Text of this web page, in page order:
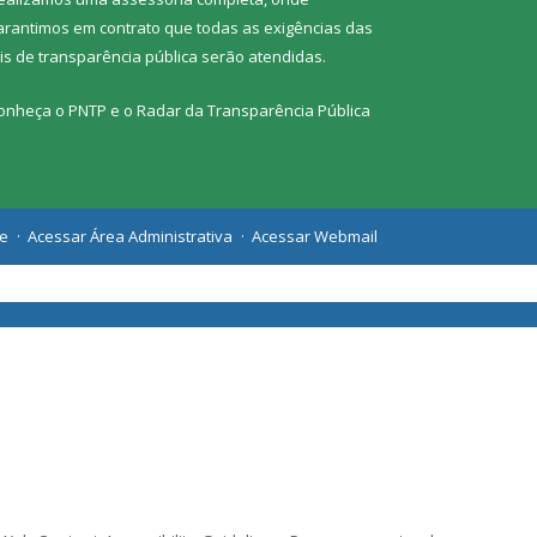
em contrato que todas as exigências das
de transparência pública serão atendidas.
o PNTP e o Radar da Transparência Pública
Acessar Área Administrativa Acessar Webmail